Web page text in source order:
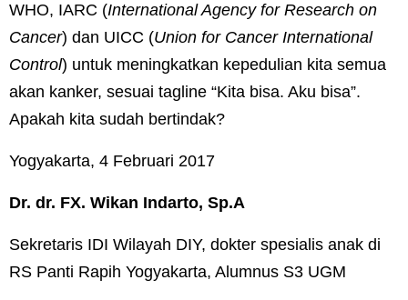
WHO, IARC (International Agency for Research on
Cancer) dan UICC (Union for Cancer International
Control) untuk meningkatkan kepedulian kita semua
akan kanker, sesuai tagline “Kita bisa. Aku bisa”.
Apakah kita sudah bertindak?
Yogyakarta, 4 Februari 2017
Dr. dr. FX. Wikan Indarto, Sp.A
Sekretaris IDI Wilayah DIY, dokter spesialis anak di
RS Panti Rapih Yogyakarta, Alumnus S3 UGM